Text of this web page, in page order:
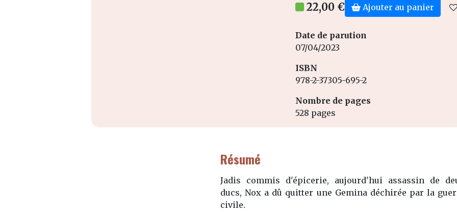
22,00 € Ajouter au panier
Date de parution
07/04/2023
ISBN
978-2-37305-695-2
Nombre de pages
528 pages
Résumé
Jadis commis d'épicerie, aujourd'hui assassin de
ducs, Nox a dû quitter une Gemina déchirée par la
civile.